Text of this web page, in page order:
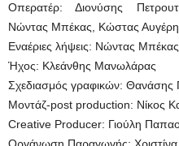
Οπερατέρ: Διονύσης
Νώντας Μπέκας, Κώστας
Εναέριες λήψεις: Νώντας Μπέκας
Ήχος: Κλεάνθης Μανωλάρας
Σχεδιασμός γραφικών: Θανάσης
Μοντάζ-post production: Νίκος
Creative Producer: Γιούλη